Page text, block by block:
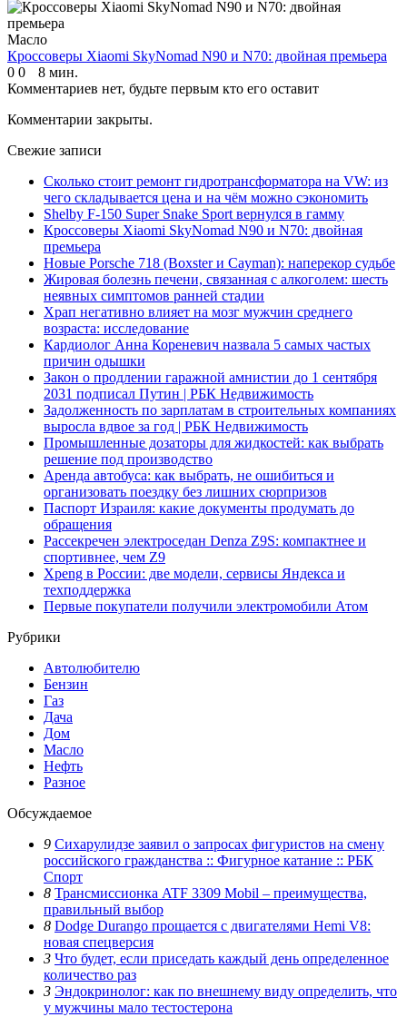
Масло
Кроссоверы Xiaomi SkyNomad N90 и N70: двойная премьера
0 0
8 мин.
Комментариев нет, будьте первым кто его оставит
Комментарии закрыты.
Свежие записи
Сколько стоит ремонт гидротрансформатора на VW: из
чего складывается цена и на чём можно сэкономить
Shelby F-150 Super Snake Sport вернулся в гамму
Кроссоверы Xiaomi SkyNomad N90 и N70: двойная
премьера
Новые Porsche 718 (Boxster и Cayman): наперекор судьбе
Жировая болезнь печени, связанная с алкоголем: шесть
неявных симптомов ранней стадии
Храп негативно влияет на мозг мужчин среднего
возраста: исследование
Кардиолог Анна Кореневич назвала 5 самых частых
причин одышки
Закон о продлении гаражной амнистии до 1 сентября
2031 подписал Путин | РБК Недвижимость
Задолженность по зарплатам в строительных компаниях
выросла вдвое за год | РБК Недвижимость
Промышленные дозаторы для жидкостей: как выбрать
решение под производство
Аренда автобуса: как выбрать, не ошибиться и
организовать поездку без лишних сюрпризов
Паспорт Израиля: какие документы продумать до
обращения
Рассекречен электроседан Denza Z9S: компактнее и
спортивнее, чем Z9
Xpeng в России: две модели, сервисы Яндекса и
техподдержка
Первые покупатели получили электромобили Атом
Рубрики
Автолюбителю
Бензин
Газ
Дача
Дом
Масло
Нефть
Разное
Обсуждаемое
9 Сихарулидзе заявил о запросах фигуристов на смену
российского гражданства :: Фигурное катание :: РБК
Спорт
8 Трансмиссионка ATF 3309 Mobil – преимущества,
правильный выбор
8 Dodge Durango прощается с двигателями Hemi V8:
новая спецверсия
3 Что будет, если приседать каждый день определенное
количество раз
3 Эндокринолог: как по внешнему виду определить, что
у мужчины мало тестостерона